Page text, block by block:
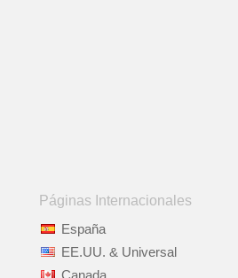
Páginas Internacionales
España
EE.UU. & Universal
Canada